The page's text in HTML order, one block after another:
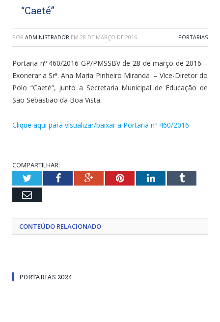
“Caeté”
POR ADMINISTRADOR EM 28 DE MARÇO DE 2016 PORTARIAS
Portaria nº 460/2016 GP/PMSSBV de 28 de março de 2016 –
Exonerar a Srª. Ana Maria Pinheiro Miranda – Vice-Diretor do
Polo “Caeté”, junto a Secretaria Municipal de Educação de
São Sebastião da Boa Vista.
Clique aqui para visualizar/baixar a Portaria nº 460/2016
COMPARTILHAR:
TwitterFacebookGoogle+PinterestLinkedInTumblr
Email
CONTEÚDO RELACIONADO
PORTARIAS 2024